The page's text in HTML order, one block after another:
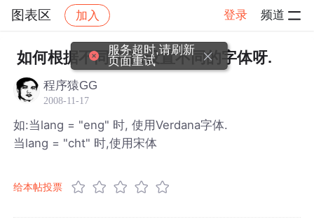
图表区 加入 登录 频道
社区 图表区 帖子详情
如何根据不同的值,设置不同的字体呀.
程序猿GG
2008-11-17
如:当lang = "eng" 时, 使用Verdana字体.
当lang = "cht" 时,使用宋体
给本帖投票
服务超时,请刷新
页面重试